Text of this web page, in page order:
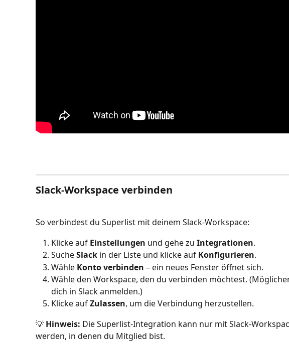
Slack-Workspace verbinden
So verbindest du Superlist mit deinem Slack-Workspace:
Klicke auf Einstellungen und gehe zu Integrationen.
Suche Slack in der Liste und klicke auf Konfigurieren.
Wähle Konto verbinden – ein neues Fenster öffnet sich.
Wähle den Workspace, den du verbinden möchtest.
dich in Slack anmelden.)
Klicke auf Zulassen, um die Verbindung herzustellen.
💡 Hinweis: Die Superlist-Integration kann nur mit Slack-
werden, in denen du Mitglied bist.